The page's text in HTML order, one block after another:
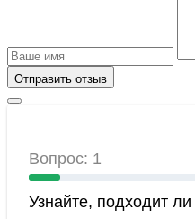
Отправить отзыв